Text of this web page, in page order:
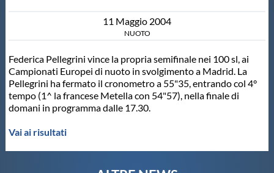
Salvamento
Master
11 Maggio 2004
NUOTO
Federica Pellegrini vince la propria semifinale nei 100 sl, ai
Campionati Europei di nuoto in svolgimento a Madrid. La
Pellegrini ha fermato il cronometro a 55"35, entrando col 4°
tempo (1^ la francese Metella con 54"57), nella finale di
domani in programma dalle 17.30.
Vai ai risultati